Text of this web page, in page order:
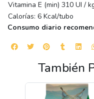
Vitamina E (min) 310 UI /
Calorías: 6 Kcal/tubo
Consumo diario
También